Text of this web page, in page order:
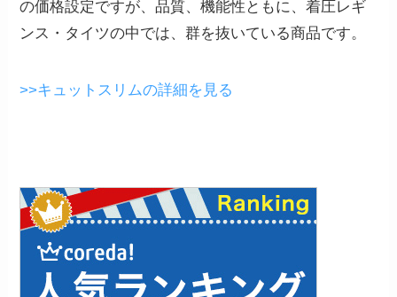
の価格設定ですが、品質、機能性ともに、着圧レギ
ンス・タイツの中では、群を抜いている商品です。
>>キュットスリムの詳細を見る